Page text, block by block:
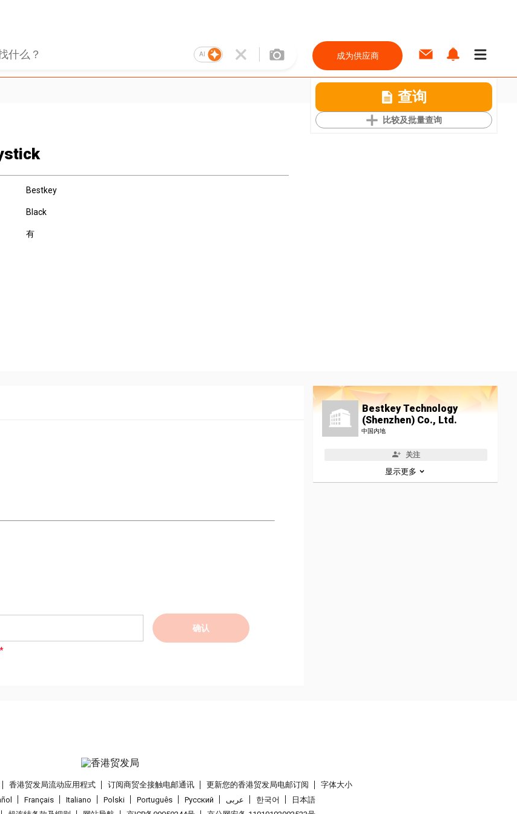
AI 成为供应商
查询
比较及批量查询
Bestkey
Black
有
确认
Bestkey Technology
(Shenzhen) Co., Ltd.
中国内地
关注
显示更多
香港贸发局流动应用程式 订阅商贸全接触电邮通讯 更新您的香港贸发局电邮订阅
字体大小
Français Italiano Polski Português Pусский عربى 한국어
日本語